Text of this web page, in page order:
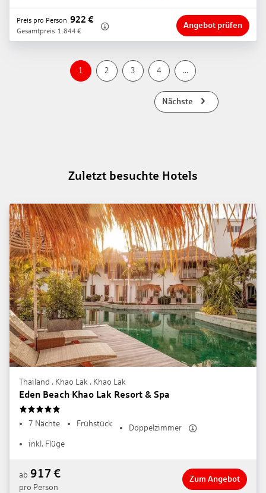
Preis pro Person 922 €
Gesamtpreis 1.844 €
Angebot prüfen
1 2 3 4 ...
Nächste
Zuletzt besuchte Hotels
Thailand . Khao Lak . Khao Lak
Eden Beach Khao Lak Resort & Spa
7 Nächte Frühstück
Doppelzimmer
inkl. Flüge
ab 917 €
pro Person
Zum Angebot